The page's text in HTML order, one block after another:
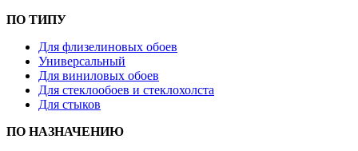
ПО ТИПУ
Для флизелиновых обоев
Универсальный
Для виниловых обоев
Для стеклообоев и стеклохолста
Для стыков
ПО НАЗНАЧЕНИЮ